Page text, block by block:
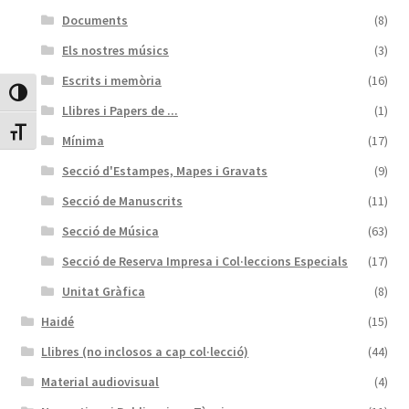
Canvia Alt Contrast
Canvia mida de lletra
Protecció de dades
Termes i condicions
Documents
(8)
Els nostres músics
(3)
Escrits i memòria
(16)
Llibres i Papers de ...
(1)
Mínima
(17)
Secció d'Estampes, Mapes i Gravats
(9)
Secció de Manuscrits
(11)
Secció de Música
(63)
Secció de Reserva Impresa i Col·leccions Especials
(17)
Unitat Gràfica
(8)
Haidé
(15)
Llibres (no inclosos a cap col·lecció)
(44)
Material audiovisual
(4)